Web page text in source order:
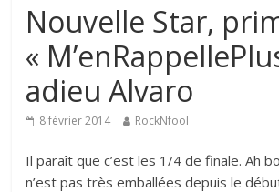
Nouvelle Star,
«
adieu Alvaro
8 février 2014 RockNfool
Il paraît que c’est les 1/4 de finale. Ah
n’est pas très emballées depuis le